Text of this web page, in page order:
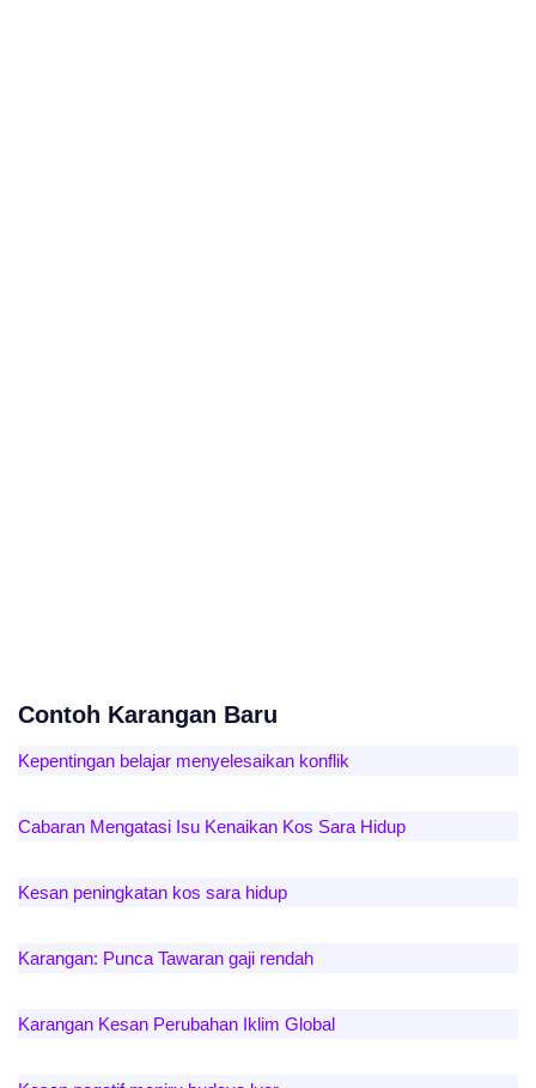
Contoh Karangan Baru
Kepentingan belajar menyelesaikan konflik
Cabaran Mengatasi Isu Kenaikan Kos Sara Hidup
Kesan peningkatan kos sara hidup
Karangan: Punca Tawaran gaji rendah
Karangan Kesan Perubahan Iklim Global